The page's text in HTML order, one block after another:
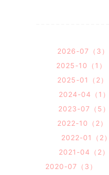
2026-07（3）
2025-10（1）
2025-01（2）
2024-04（1）
2023-07（5）
2022-10（2）
2022-01（2）
2021-04（2）
2020-07（3）